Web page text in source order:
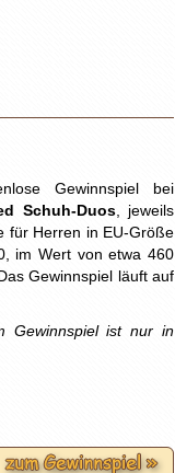
Gewinnspiel bei
Schuh-Duos, jeweils
für Herren in EU-Größe
im Wert von etwa 460
Gewinnspiel läuft auf
Gewinnspiel ist nur in